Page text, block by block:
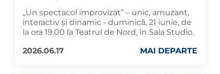
,,Un spectacol improvizat’’ – unic, amuzant,
interactiv și dinamic - duminică, 21 iunie, de
la ora 19.00 la Teatrul de Nord, în Sala Studio.
2026.06.17
MAI DEPARTE